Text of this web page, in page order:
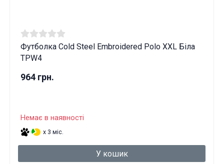
Футболка Cold Steel Embroidered Polo XXL Біла
TPW4
964 грн.
Немає в наявності
x 3 міс.
У кошик